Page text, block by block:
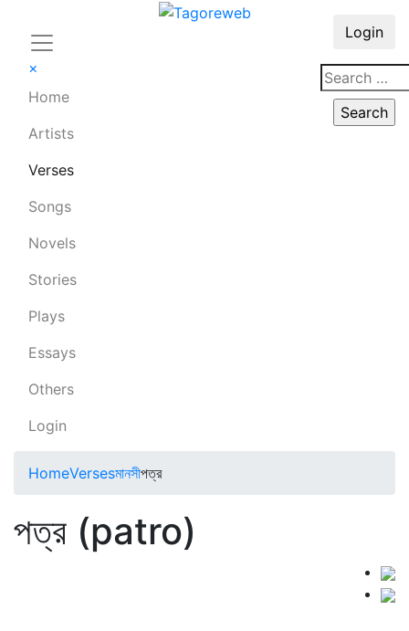
×
Home
Artists
Verses
Songs
Novels
Stories
Plays
Essays
Others
Login
Login
HomeVersesমানসীপত্র
পত্র (patro)